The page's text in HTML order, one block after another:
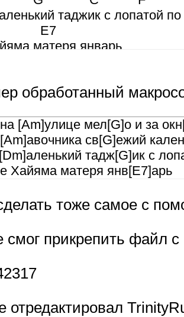
таджик с лопатой
E7
матеря январь
обработанный
[Am]улице мел[G]о и за
св[G]ежий
тадж[G]ик с
Хайяма матеря янв[E7]арь
тоже самое с
смог прикрепить файл